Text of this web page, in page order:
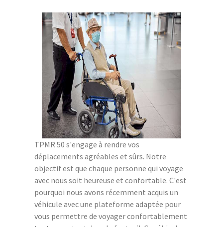
TPMR 50 s'engage à rendre vos
déplacements agréables et sûrs. Notre
objectif est que chaque personne qui voyage
avec nous soit heureuse et confortable. C'est
pourquoi nous avons récemment acquis un
véhicule avec une plateforme adaptée pour
vous permettre de voyager confortablement